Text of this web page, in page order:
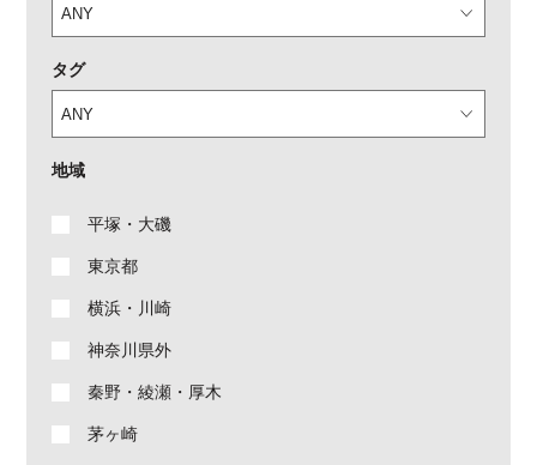
タグ
地域
平塚・大磯
東京都
横浜・川崎
神奈川県外
秦野・綾瀬・厚木
茅ヶ崎